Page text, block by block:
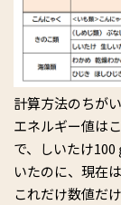
計算方法のちが
エネルギー値は
で、しいたけ
いたのに、現在
これだけ数値だ